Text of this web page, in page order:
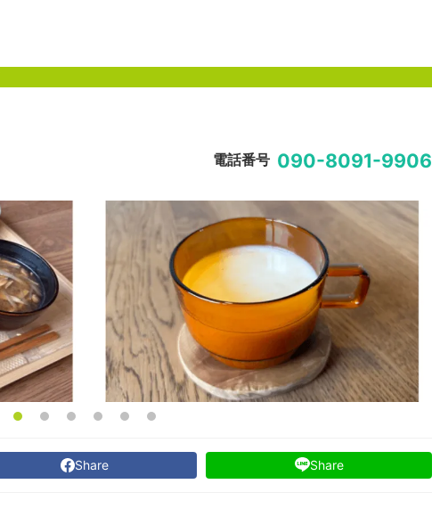
電話番号 090-8091-9906
Share Share